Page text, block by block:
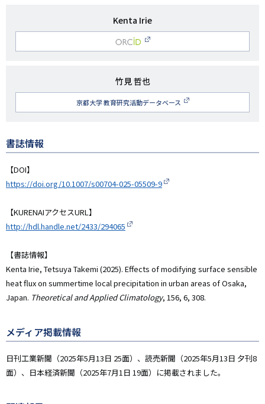
研
究
者
Kenta Irie
研
究
者
竹見 哲也
京都大学 教育研究活動データベース
書誌情報
【DOI】
https://doi.org/10.1007/s00704-025-05509-9
【KURENAIアクセスURL】
http://hdl.handle.net/2433/294065
【書誌情報】
Kenta Irie, Tetsuya Takemi (2025). Effects of modifying surface sensible
heat flux on summertime local precipitation in urban areas of Osaka,
Japan. Theoretical and Applied Climatology, 156, 6, 308.
メディア掲載情報
日刊工業新聞（2025年5月13日 25面）、読売新聞（2025年5月13日 夕刊8
面）、日本経済新聞（2025年7月1日 19面）に掲載されました。